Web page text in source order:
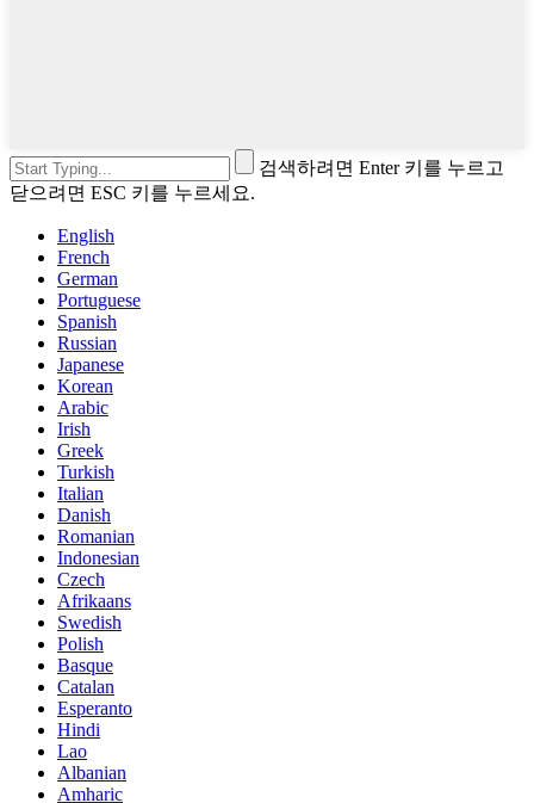
검색하려면 Enter 키를 누르고
닫으려면 ESC 키를 누르세요.
English
French
German
Portuguese
Spanish
Russian
Japanese
Korean
Arabic
Irish
Greek
Turkish
Italian
Danish
Romanian
Indonesian
Czech
Afrikaans
Swedish
Polish
Basque
Catalan
Esperanto
Hindi
Lao
Albanian
Amharic